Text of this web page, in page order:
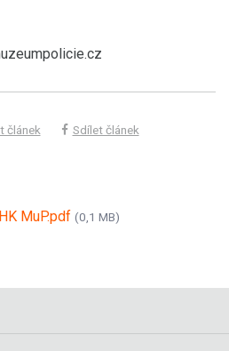
článek Sdílet článek
MuP.pdf(0,1 MB)